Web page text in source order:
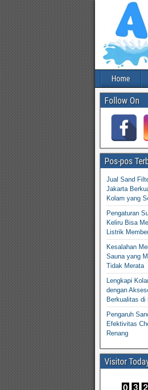
Home
Follow On
Pos-pos
Jual Sand
Jakarta
Kolam yang
Pengaturan
Keliru Bisa
Listrik
Kesalahan
Sauna yang
Tidak Merata
Lengkapi
dengan
Berkualitas di
Pengaruh
Efektivitas
Renang
Visitor